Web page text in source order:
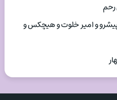
و امیر خلوت و هیچکس و